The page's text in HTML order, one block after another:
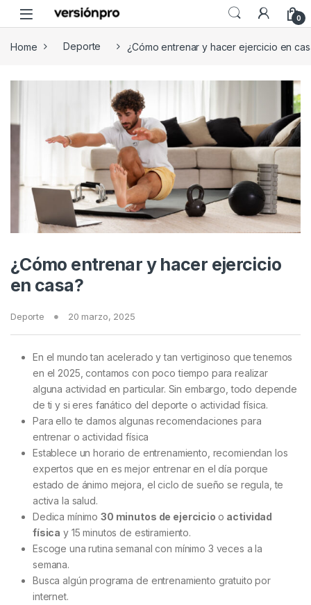
Skip to navigation
Skip to content
0
Home Deporte ¿Cómo entrenar y hacer ejercicio en
¿Cómo entrenar y hacer ejercicio
en casa?
Deporte 20 marzo, 2025
En el mundo tan acelerado y tan vertiginoso que tenemos
en el 2025, contamos con poco tiempo para realizar
alguna actividad en particular. Sin embargo, todo depende
de ti y si eres fanático del deporte o actividad física.
Para ello te damos algunas recomendaciones para
entrenar o actividad física
Establece un horario de entrenamiento, recomiendan los
expertos que en es mejor entrenar en el día porque
estado de ánimo mejora, el ciclo de sueño se regula, te
activa la salud.
Dedica mínimo30 minutos de ejercicio o actividad
física y 15 minutos de estiramiento.
Escoge una rutina semanal con mínimo 3 veces a la
semana.
Busca algún programa de entrenamiento gratuito por
internet.